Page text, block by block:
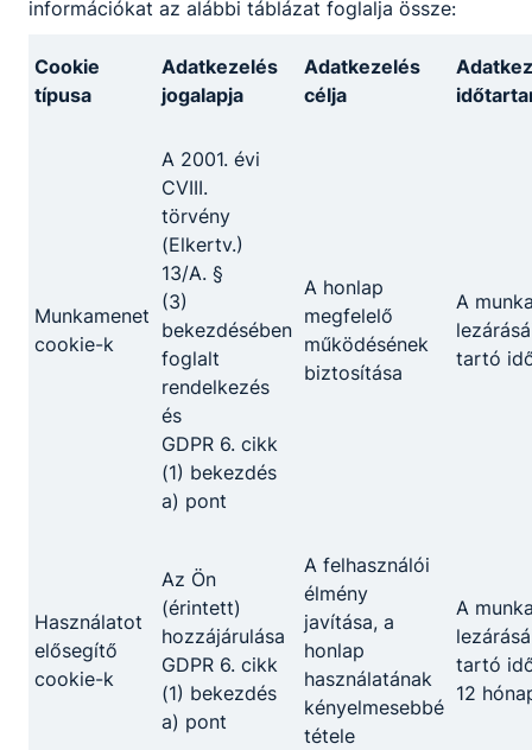
információkat az alábbi táblázat foglalja össze:
Cookie
típusa
Adatkezelés
jogalapja
Adatkezelés
célja
Munkamenet
cookie-k
A 2001. évi
CVIII.
törvény
(Elkertv.)
13/A. §
(3)
bekezdésében
foglalt
rendelkezés
és
GDPR 6. cikk
(1) bekezdés
a) pont
A honlap
megfelelő
működésének
biztosítása
A
tartó
Használatot
elősegítő
cookie-k
Az Ön
(érintett)
hozzájárulása
GDPR 6. cikk
(1) bekezdés
a) pont
A felhasználói
élmény
javítása, a
honlap
használatának
kényelmesebbé
tétele
A
tartó
12